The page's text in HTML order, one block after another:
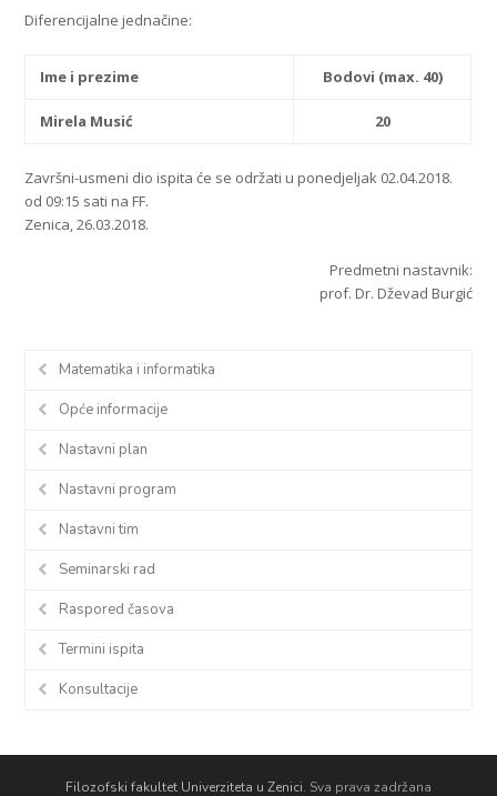
Diferencijalne jednačine:
Ime i prezime Bodovi (max. 40)
Mirela Musić 20
Završni-usmeni dio ispita će se održati u ponedjeljak 02.04.2018.
od 09:15 sati na FF.
Zenica, 26.03.2018.
Predmetni nastavnik:
prof. Dr. Dževad Burgić
Matematika i informatika
Opće informacije
Nastavni plan
Nastavni program
Nastavni tim
Seminarski rad
Raspored časova
Termini ispita
Konsultacije
Filozofski fakultet Univerziteta u Zenici. Sva prava zadržana